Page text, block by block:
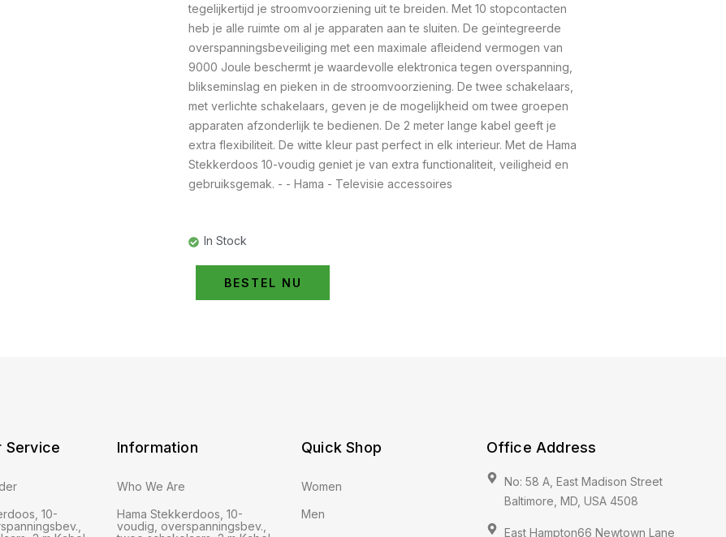
tegelijkertijd je stroomvoorziening uit te breiden. Met 10 stopcontacten
heb je alle ruimte om al je apparaten aan te sluiten. De geïntegreerde
overspanningsbeveiliging met een maximale afleidend vermogen van
9000 Joule beschermt je waardevolle elektronica tegen overspanning,
blikseminslag en pieken in de stroomvoorziening. De twee schakelaars,
met verlichte schakelaars, geven je de mogelijkheid om twee groepen
apparaten afzonderlijk te bedienen. De 2 meter lange kabel geeft je
extra flexibiliteit. De witte kleur past perfect in elk interieur. Met de Hama
Stekkerdoos 10-voudig geniet je van extra functionaliteit, veiligheid en
gebruiksgemak. - - Hama - Televisie accessoires
In Stock
BESTEL NU
Service
10-
Information
Who We Are
Hama Stekkerdoos, 10-
voudig, overspanningsbev.,
Quick Shop
Women
Men
Office Address
No: 58 A, East Madison Street
Baltimore, MD, USA 4508
East Hampton66 Newtown Lane